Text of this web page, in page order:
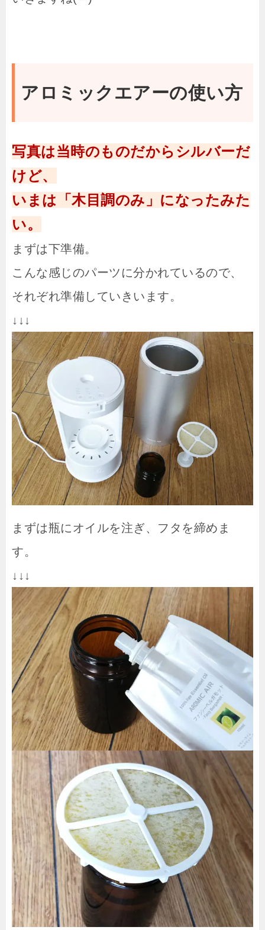
アロミックエアーの使い方
写真は当時のものだからシルバーだ
けど、
いまは「木目調のみ」になったみた
い。
まずは下準備。
こんな感じのパーツに分かれているので、
それぞれ準備していきいます。
↓↓↓
まずは瓶にオイルを注ぎ、フタを締めま
す。
↓↓↓